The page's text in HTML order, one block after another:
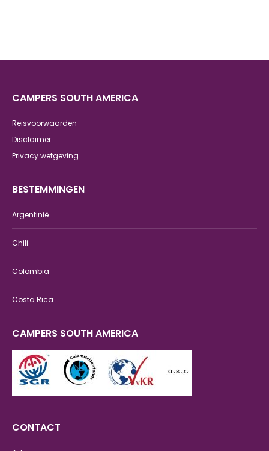
CAMPERS SOUTH AMERICA
Reisvoorwaarden
Disclaimer
Privacy wetgeving
BESTEMMINGEN
Argentinië
Chili
Colombia
Costa Rica
CAMPERS SOUTH AMERICA
CONTACT